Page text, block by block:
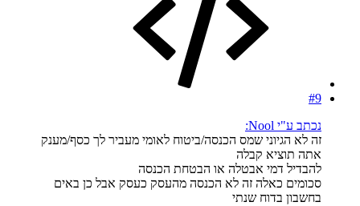
#9
נכתב ע"י Nool:
זה לא הגיוני שמס הכנסה/ביטוח לאומי מעביר לך כסף/מענק
אתה תוציא קבלה
להבדיל דמי אבטלה או הבטחת הכנסה
סכומים כאלה זה לא הכנסה מהעסק כעסק אבל כן באים
בחשבון בדוח שנתי